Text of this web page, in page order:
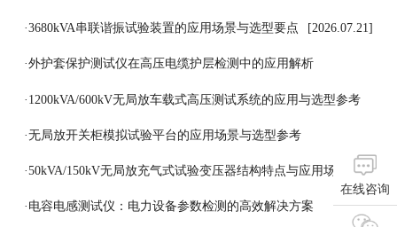
·3680kVA串联谐振试验装置的应用场景与选型要点 [2026.07.21]
·外护套保护测试仪在高压电缆护层检测中的应用解析
[2026.07.18]
· 1200kVA/600kV无局放车载式高压测试系统的应用与选型参考
·无局放开关柜模拟试验平台的应用场景与选型参考
[2026.07.16]
·50kVA/150kV无局放充气式试验变压器结构特点与应用场景
[2026.07.15]
· 电容电感测试仪：电力设备参数检测的高效解决方案
在线咨询